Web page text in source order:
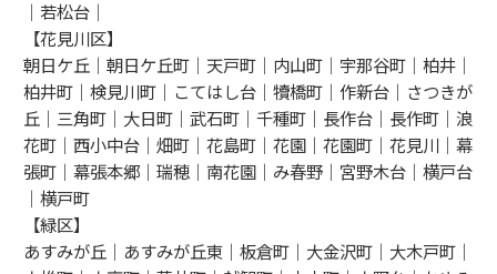
｜若松台｜
【花見川区】
朝日ケ丘｜朝日ケ丘町｜天戸町｜内山町｜宇那谷町｜柏井｜
柏井町｜検見川町｜こてはし台｜犢橋町｜作新台｜さつきが
丘｜三角町｜大日町｜武石町｜千種町｜長作台｜長作町｜浪
花町｜西小中台｜畑町｜花島町｜花園｜花園町｜花見川｜幕
張町｜幕張本郷｜瑞穂｜南花園｜み春野｜宮野木台｜横戸台
｜横戸町
【緑区】
あすみが丘｜あすみが丘東｜板倉町｜大金沢町｜大木戸町｜